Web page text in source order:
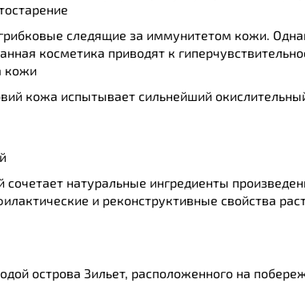
следящие за иммунитетом кожи.
косметика приводят к
кожи
кожа испытывает сильнейший
натуральные ингредиенты
и реконструктивные свойства
острова Зильет, расположенного на